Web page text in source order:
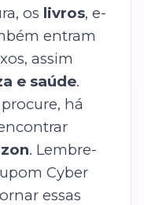
os livros, e-
entram
assim
e saúde.
há
. Lembre-
Cyber
essas